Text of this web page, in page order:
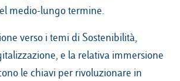
medio-lungo termine.
verso i temi di Sostenibilità,
e la relativa immersione
le chiavi per rivoluzionare in